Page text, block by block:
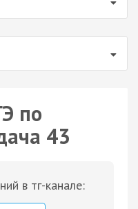
по
43
в тг-канале: